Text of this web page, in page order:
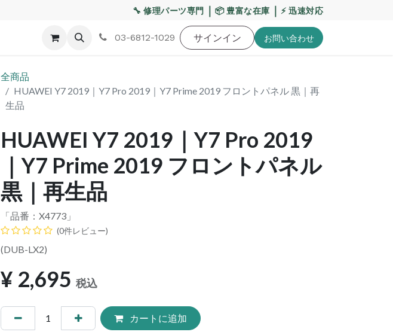
【重要】熊本地震・お盆期間の配送への影響について
🔧 修理パーツ専門 ｜ 📦 豊富な在庫 ｜ ⚡ 迅速対応
不良交換規定 ゲーム機 バッテリー 工具・備品 特価品 ポイントに関して
03-6812-1029 サインイン お問い​合わせ
全商品
HUAWEI Y7 2019｜Y7 Pro 2019｜Y7 Prime 2019 フロントパネル 黒｜再
生品
HUAWEI Y7 2019｜Y7 Pro 2019
｜Y7 Prime 2019 フロントパネル
黒｜再生品
「品番： X4773 」
(0件レビュー)
(DUB-LX2)
¥ 2,695 税込
カートに追加